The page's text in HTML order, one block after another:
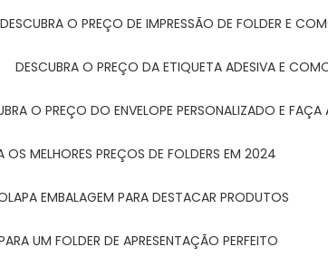
DESCUBRA O PREÇO DE IMPRESSÃO DE FOLDER E
DESCUBRA O PREÇO DA ETIQUETA ADESIVA E
O PREÇO DO ENVELOPE PERSONALIZADO E
OS MELHORES PREÇOS DE FOLDERS EM 2024
EMBALAGEM PARA DESTACAR PRODUTOS
UM FOLDER DE APRESENTAÇÃO PERFEITO